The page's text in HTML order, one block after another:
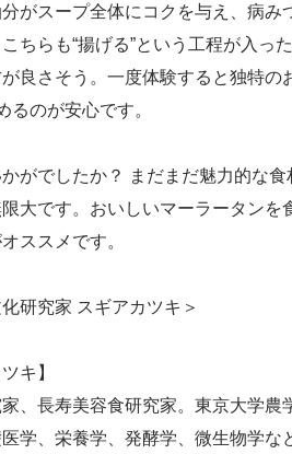
がスープ全体にコクを与え、病み
ちらも“揚げる”という工程が入っ
良さそう。一度体験すると独特の
るのが安心です。
がでしたか？ まだまだ魅力的な
大です。おいしいマーラータンを
ススメです。
研究家 スギアカツキ＞
キ】
、長寿美容食研究家。東京大学農
学、栄養学、発酵学、微生物学